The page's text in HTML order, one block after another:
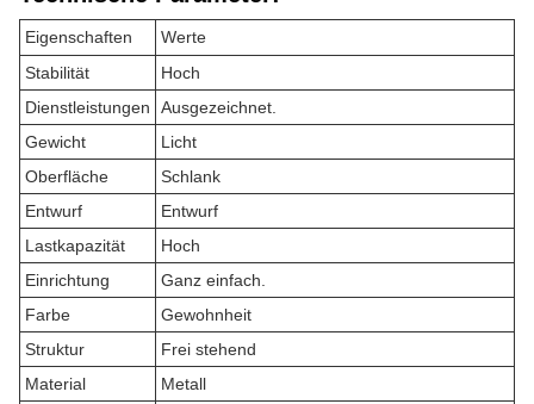
Eigenschaften
Werte
Stabilität
Hoch
Dienstleistungen
Ausgezeichnet.
Gewicht
Licht
Oberfläche
Schlank
Entwurf
Entwurf
Lastkapazität
Hoch
Einrichtung
Ganz einfach.
Farbe
Gewohnheit
Struktur
Frei stehend
Material
Metall